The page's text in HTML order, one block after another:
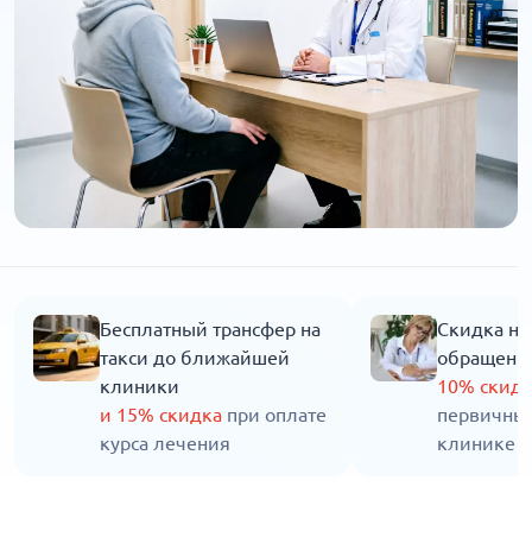
Бесплатный трансфер на
такси до ближайшей
клиники
и 15% скидка при оплате
курса лечения
Скидка
10%
клинике